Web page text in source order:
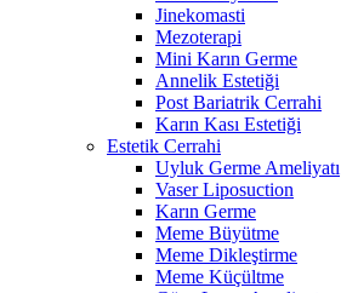
Jinekomasti
Mezoterapi
Mini Karın Germe
Annelik Estetiği
Post Bariatrik Cerrahi
Karın Kası Estetiği
Estetik Cerrahi
Uyluk Germe Ameliyatı
Vaser Liposuction
Karın Germe
Meme Büyütme
Meme Dikleştirme
Meme Küçültme